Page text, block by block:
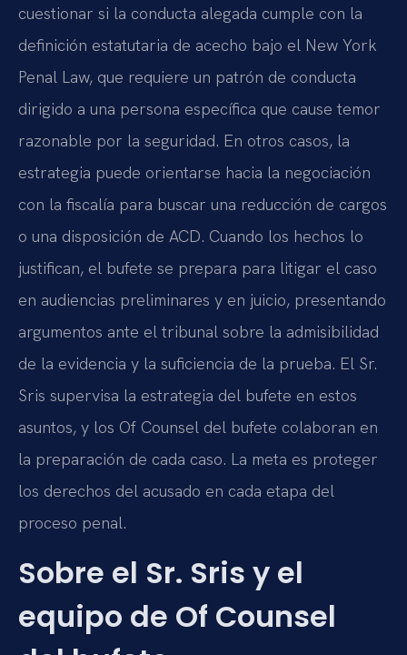
cuestionar si la conducta alegada cumple con la
definición estatutaria de acecho bajo el New York
Penal Law, que requiere un patrón de conducta
dirigido a una persona específica que cause temor
razonable por la seguridad. En otros casos, la
estrategia puede orientarse hacia la negociación
con la fiscalía para buscar una reducción de cargos
o una disposición de ACD. Cuando los hechos lo
justifican, el bufete se prepara para litigar el caso
en audiencias preliminares y en juicio, presentando
argumentos ante el tribunal sobre la admisibilidad
de la evidencia y la suficiencia de la prueba. El Sr.
Sris supervisa la estrategia del bufete en estos
asuntos, y los Of Counsel del bufete colaboran en
la preparación de cada caso. La meta es proteger
los derechos del acusado en cada etapa del
proceso penal.
Sobre el Sr. Sris y el
equipo de Of Counsel